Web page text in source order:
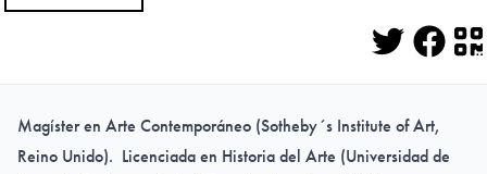
Twitter
Magíster en Arte Contemporáneo (Sotheby´s Institute of Art,
Reino Unido). Licenciada en Historia del Arte (Universidad de